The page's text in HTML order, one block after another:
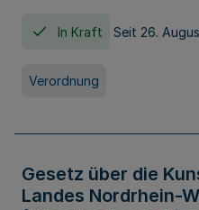
In Kraft Seit 26.
Verordnung
Gesetz über die
Landes Nordrhein-